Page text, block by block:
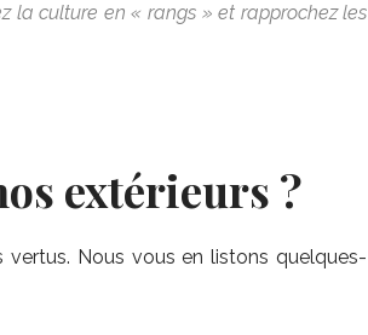
la culture en « rangs » et rapprochez les
extérieurs ?
vertus. Nous vous en listons quelques-